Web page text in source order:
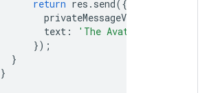
return res . send ({
privateMessageViewer
text :
'The Avatar app replies
});
}
}